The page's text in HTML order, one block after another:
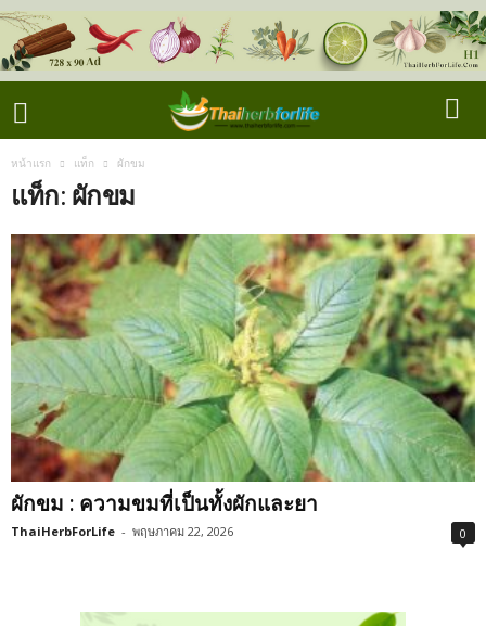
หน้าแรก แท็ก ผักขม
แท็ก: ผักขม
ผักขม : ความขมที่เป็นทั้งผักและยา
ThaiHerbForLife - พฤษภาคม 22, 2026 0